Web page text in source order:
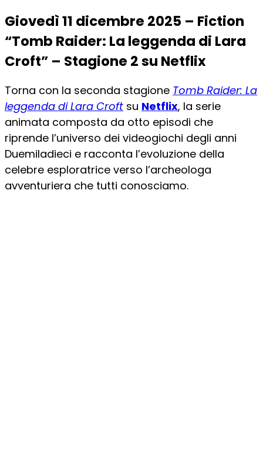
Giovedì 11 dicembre 2025 – Fiction
“Tomb Raider: La leggenda di Lara
Croft” – Stagione 2 su Netflix
Torna con la seconda stagione Tomb Raider: La
leggenda di Lara Croft su Netflix, la serie
animata composta da otto episodi che
riprende l’universo dei videogiochi degli anni
Duemiladieci e racconta l’evoluzione della
celebre esploratrice verso l’archeologa
avventuriera che tutti conosciamo.